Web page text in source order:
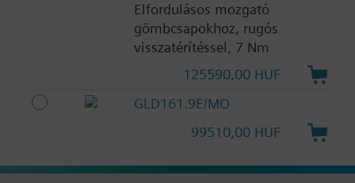
Elfordulásos mozgató
gömbcsapokhoz, rugós
visszatérítéssel, 7 Nm
125590,00 HUF
GLD161.9E/MO
99510,00 HUF